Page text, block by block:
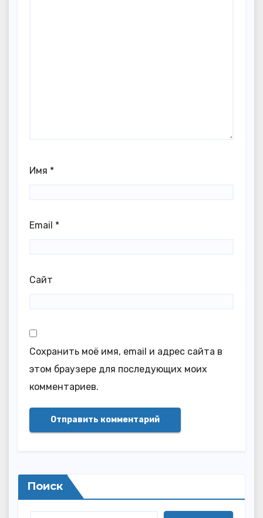
Имя *
Email *
Сайт
Сохранить моё имя, email и адрес сайта в
этом браузере для последующих моих
комментариев.
Поиск